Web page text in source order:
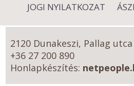
JOGI NYILATKOZAT
2120 Dunakeszi, Pallag utca
+36 27 200 890
Honlapkészítés: